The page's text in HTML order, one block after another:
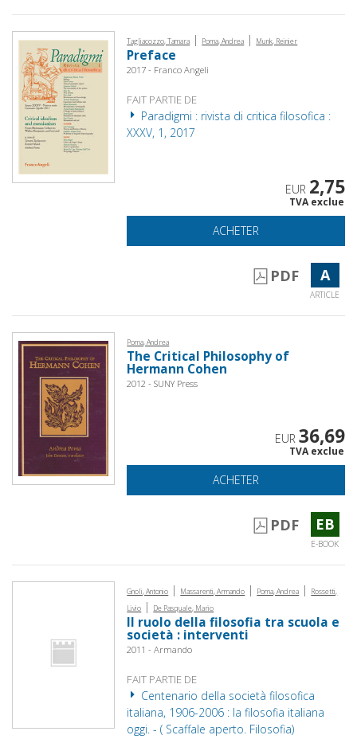
Tagliacozzo, Tamara | Poma, Andrea | Munk, Reinier
Preface
2017 - Franco Angeli
FAIT PARTIE DE
Paradigmi : rivista di critica filosofica :
XXXV, 1, 2017
EUR 2,75
TVA exclue
ACHETER
PDF A
ARTICLE
Poma, Andrea
The Critical Philosophy of
Hermann Cohen
2012 - SUNY Press
EUR 36,69
TVA exclue
ACHETER
PDF EB
E-BOOK
Gnoli, Antonio | Massarenti, Armando | Poma, Andrea |
Rossetti,
Livio | De Pasquale, Mario
Il ruolo della filosofia tra scuola e
società : interventi
2011 - Armando
FAIT PARTIE DE
Centenario della società filosofica
italiana, 1906-2006 : la filosofia italiana
oggi. - ( Scaffale aperto. Filosofia)